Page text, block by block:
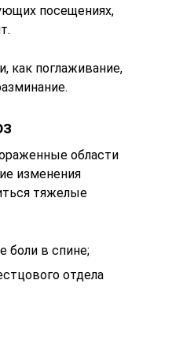
посещениях,
как поглаживание,
области
изменения
тяжелые
боли в спине;
отдела